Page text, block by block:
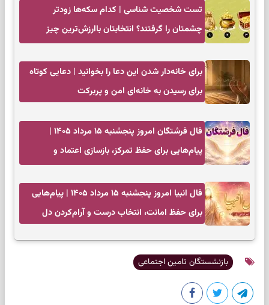
تست شخصیت شناسی | کدام سکه‌ها زودتر
چشمتان را گرفتند؟ انتخابتان باارزش‌ترین چیز
برای خانه‌دار شدن این دعا را بخوانید | دعایی کوتاه
برای رسیدن به خانه‌ای امن و پربرکت
فال فرشتگان امروز پنجشنبه ۱۵ مرداد ۱۴۰۵ |
پیام‌هایی برای حفظ تمرکز، بازسازی اعتماد و
فال انبیا امروز پنجشنبه ۱۵ مرداد ۱۴۰۵ | پیام‌هایی
برای حفظ امانت، انتخاب درست و آرام‌کردن دل
بازنشستگان تامین اجتماعی